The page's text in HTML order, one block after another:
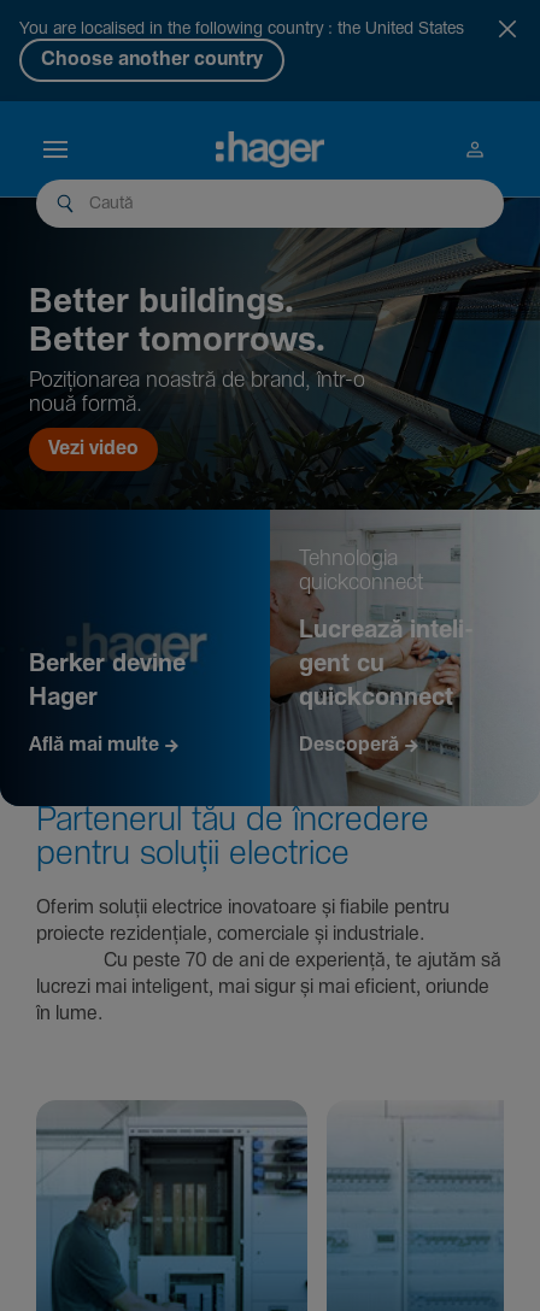
You are localised in the following country : the United States
Choose another country
Better buil­dings.
Better tomor­rows.
Pozi­țio­narea noastră de brand, într-o
nouă formă.
Vezi video
Berker devine
Hager
Află mai multe
Tehno­logia
quickconnect
Lucrează inte­li­
gent cu
quickconnect
Descoperă
Parte­nerul tău de încre­dere
pentru soluții electrice
Oferim soluții electrice inova­toare și fiabile pentru
proiecte rezi­den­țiale, comer­ciale și indus­triale.
Cu peste 70 de ani de expe­riență, te ajutăm să
lucrezi mai inte­li­gent, mai sigur și mai eficient, oriunde
în lume.